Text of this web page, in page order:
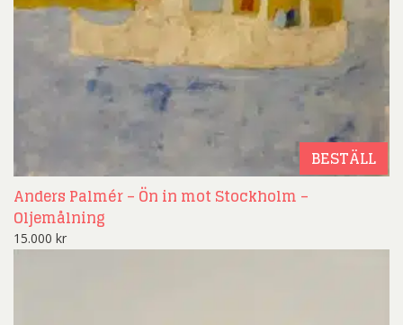
BESTÄLL
Anders Palmér – Ön in mot Stockholm –
Oljemålning
15.000 kr